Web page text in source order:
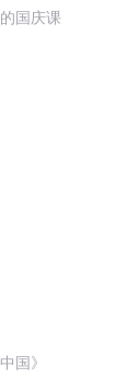
国庆课
国》